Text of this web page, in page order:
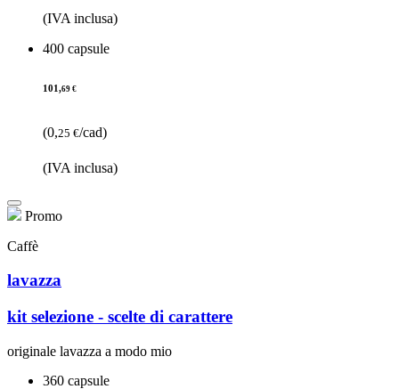
(IVA inclusa)
400 capsule
101,69 €
(0,25 €/cad)
(IVA inclusa)
Promo
Caffè
lavazza
kit selezione - scelte di carattere
originale lavazza a modo mio
360 capsule